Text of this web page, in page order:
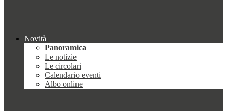
Novità
Panoramica
Le notizie
Le circolari
Calendario eventi
Albo online